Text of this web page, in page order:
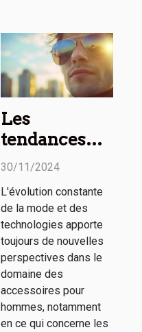
Les
tendances
actuelles en
montures et
verres
solaires pour
hommes
30/11/2024
L'évolution constante
de la mode et des
technologies apporte
toujours de nouvelles
perspectives dans le
domaine des
accessoires pour
hommes, notamment
en ce qui concerne les